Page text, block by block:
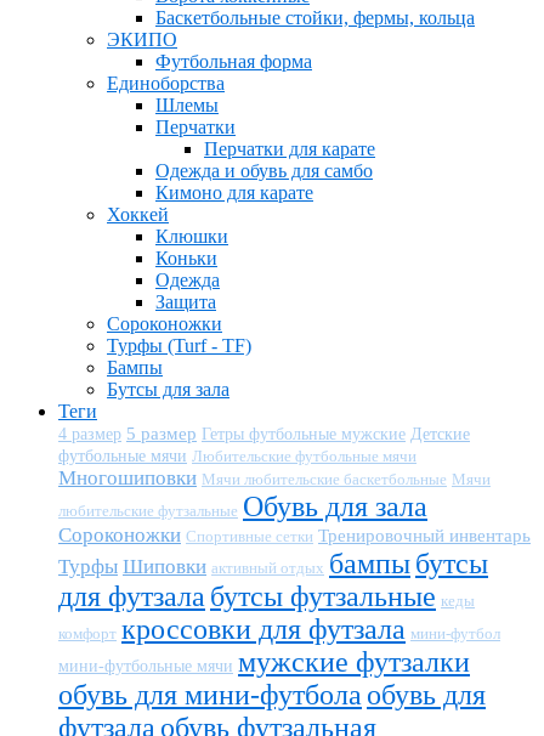
Баскетбольные стойки, фермы, кольца
ЭКИПО
Футбольная форма
Единоборства
Шлемы
Перчатки
Перчатки для карате
Одежда и обувь для самбо
Кимоно для карате
Хоккей
Клюшки
Коньки
Одежда
Защита
Сороконожки
Турфы (Turf - TF)
Бампы
Бутсы для зала
Теги
4 размер 5 размер Гетры футбольные мужские Детские
футбольные мячи Любительские футбольные мячи
Многошиповки Мячи любительские баскетбольные Мячи
любительские футзальные Обувь для зала
Сороконожки Спортивные сетки Тренировочный инвентарь
Турфы Шиповки активный отдых бампыбутсы
для футзала бутсы футзальные кеды
комфорт кроссовки для футзала мини-футбол
мини-футбольные мячи мужские футзалки
обувь для мини-футбола обувь для
футзала обувь футзальная